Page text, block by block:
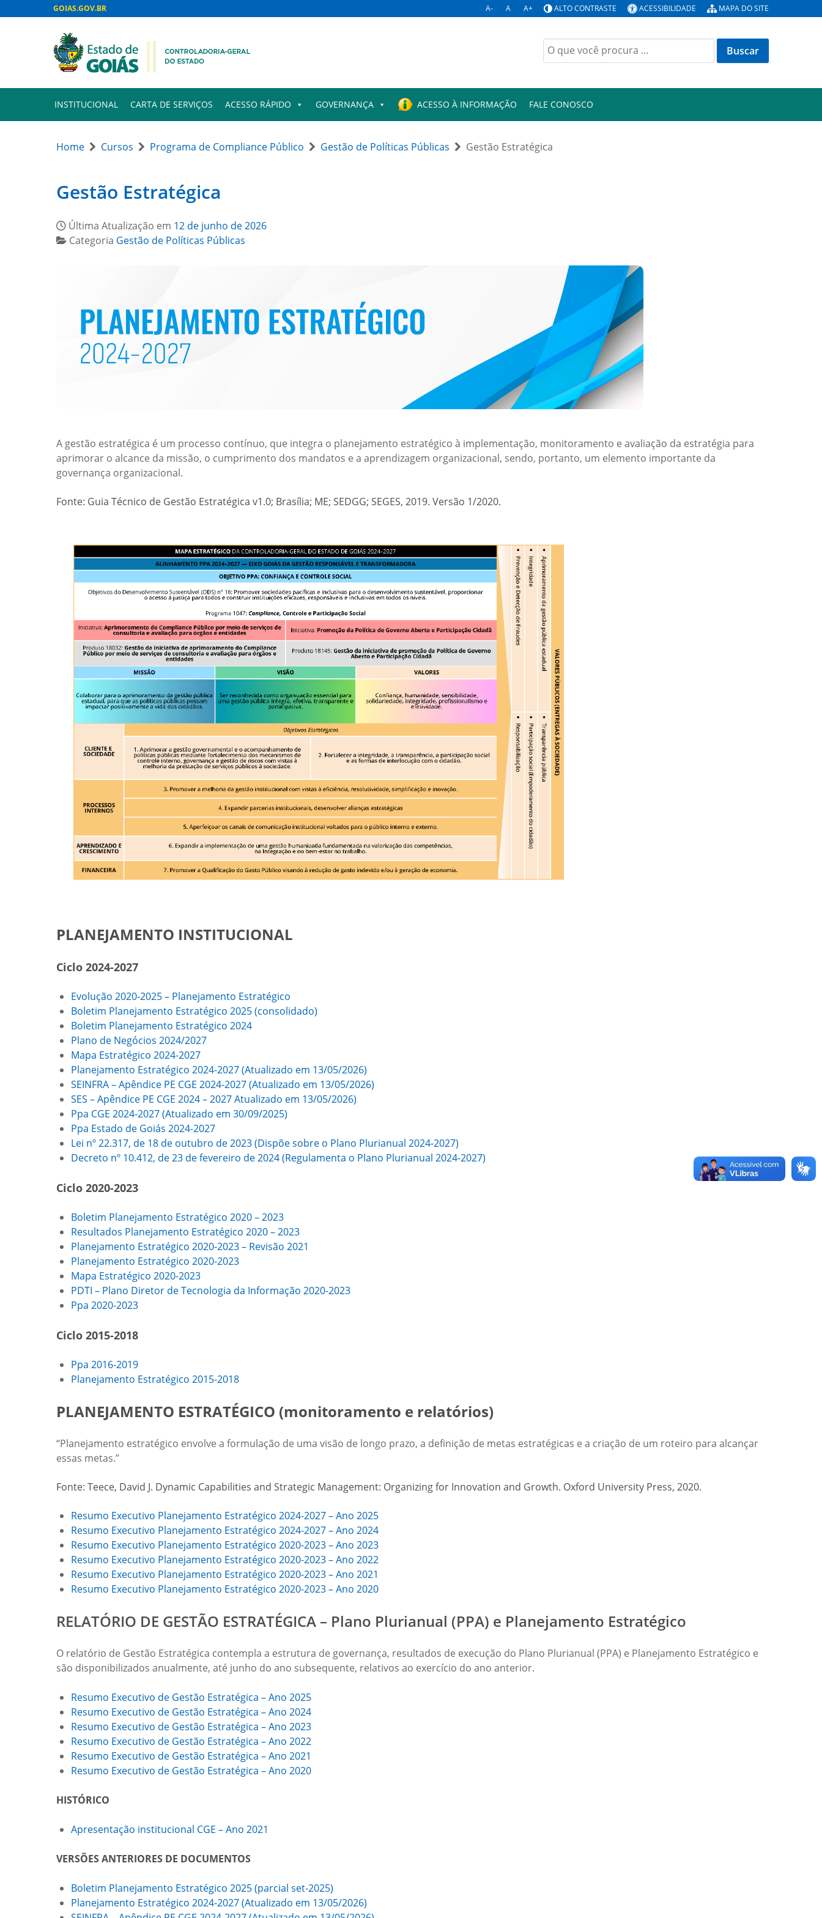
GOIAS.GOV.BR A- A A+ ALTO CONTRASTE ACESSIBILIDADE MAPA DO SITE
Buscar
por:
INSTITUCIONAL CARTA DE SERVIÇOS ACESSO RÁPIDO GOVERNANÇA ACESSO À INFORMAÇÃO FALE CONOSCO
Home Cursos Programa de Compliance Público Gestão de Políticas Públicas Gestão Estratégica
Gestão Estratégica
Última Atualização em 12 de junho de 2026
Categoria Gestão de Políticas Públicas
A gestão estratégica é um processo contínuo, que integra o planejamento estratégico à implementação, monitoramento e avaliação da estratégia para
aprimorar o alcance da missão, o cumprimento dos mandatos e a aprendizagem organizacional, sendo, portanto, um elemento importante da
governança organizacional.
Fonte: Guia Técnico de Gestão Estratégica v1.0; Brasília; ME; SEDGG; SEGES, 2019. Versão 1/2020.
PLANEJAMENTO INSTITUCIONAL
Ciclo 2024-2027
Evolução 2020-2025 – Planejamento Estratégico
Boletim Planejamento Estratégico 2025 (consolidado)
Boletim Planejamento Estratégico 2024
Plano de Negócios 2024/2027
Mapa Estratégico 2024-2027
Planejamento Estratégico 2024-2027 (Atualizado em 13/05/2026)
SEINFRA – Apêndice PE CGE 2024-2027(Atualizado em 13/05/2026)
SES – Apêndice PE CGE 2024 – 2027Atualizado em 13/05/2026)
Ppa CGE 2024-2027(Atualizado em 30/09/2025)
Ppa Estado de Goiás 2024-2027
Lei nº 22.317, de 18 de outubro de 2023 (Dispõe sobre o Plano Plurianual 2024-2027)
Decreto nº 10.412, de 23 de fevereiro de 2024 (Regulamenta o Plano Plurianual 2024-2027)
Ciclo 2020-2023
Boletim Planejamento Estratégico 2020 – 2023
Resultados Planejamento Estratégico 2020 – 2023
Planejamento Estratégico 2020-2023 – Revisão 2021
Planejamento Estratégico 2020-2023
Mapa Estratégico 2020-2023
PDTI – Plano Diretor de Tecnologia da Informação 2020-2023
Ppa 2020-2023
Ciclo 2015-2018
Ppa 2016-2019
Planejamento Estratégico 2015-2018
PLANEJAMENTO ESTRATÉGICO (monitoramento e relatórios)
“Planejamento estratégico envolve a formulação de uma visão de longo prazo, a definição de metas estratégicas e a criação de um roteiro para alcançar
essas metas.”
Fonte: Teece, David J. Dynamic Capabilities and Strategic Management: Organizing for Innovation and Growth. Oxford University Press, 2020.
Resumo Executivo Planejamento Estratégico 2024-2027 – Ano 2025
Resumo Executivo Planejamento Estratégico 2024-2027 – Ano 2024
Resumo Executivo Planejamento Estratégico 2020-2023 – Ano 2023
Resumo Executivo Planejamento Estratégico 2020-2023 – Ano 2022
Resumo Executivo Planejamento Estratégico 2020-2023 – Ano 2021
Resumo Executivo Planejamento Estratégico 2020-2023 – Ano 2020
RELATÓRIO DE GESTÃO ESTRATÉGICA – Plano Plurianual (PPA) e Planejamento Estratégico
O relatório de Gestão Estratégica contempla a estrutura de governança, resultados de execução do Plano Plurianual (PPA) e Planejamento Estratégico e
são disponibilizados anualmente, até junho do ano subsequente, relativos ao exercício do ano anterior.
Resumo Executivo de Gestão Estratégica – Ano 2025
Resumo Executivo de Gestão Estratégica – Ano 2024
Resumo Executivo de Gestão Estratégica – Ano 2023
Resumo Executivo de Gestão Estratégica – Ano 2022
Resumo Executivo de Gestão Estratégica – Ano 2021
Resumo Executivo de Gestão Estratégica – Ano 2020
HISTÓRICO
Apresentação institucional CGE – Ano 2021
VERSÕES ANTERIORES DE DOCUMENTOS
Boletim Planejamento Estratégico 2025 (parcial set-2025)
Planejamento Estratégico 2024-2027 (Atualizado em 13/05/2026)